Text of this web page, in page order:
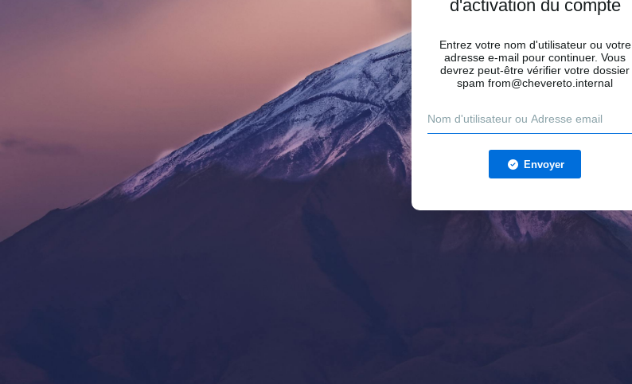
d'activation du compte
Entrez votre nom d'utilisateur ou votre
adresse e-mail pour continuer. Vous
devrez peut-être vérifier votre dossier
spam from@chevereto.internal
Envoyer